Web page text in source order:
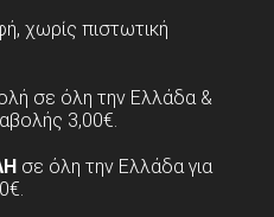
χωρίς πιστωτική
σε όλη την Ελλάδα &
3,00€.
σε όλη την Ελλάδα για